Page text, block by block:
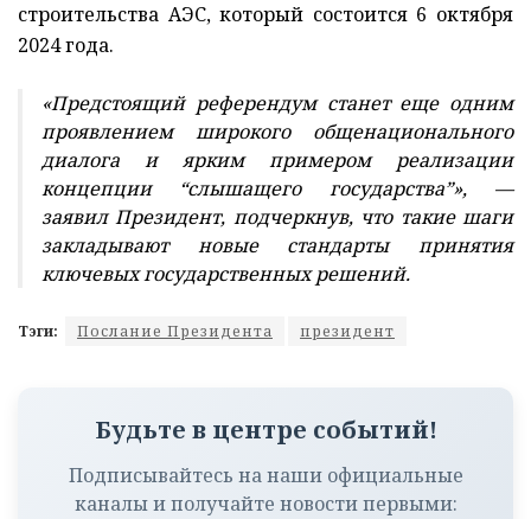
строительства АЭС, который состоится 6 октября
2024 года.
«Предстоящий референдум станет еще одним
проявлением широкого общенационального
диалога и ярким примером реализации
концепции “слышащего государства”», —
заявил Президент, подчеркнув, что такие шаги
закладывают новые стандарты принятия
ключевых государственных решений.
Тэги: Послание Президента президент
Будьте в центре событий!
Подписывайтесь на наши официальные
каналы и получайте новости первыми: